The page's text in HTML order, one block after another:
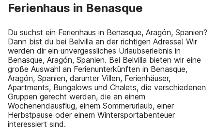
Ferienhaus in Benasque
Du suchst ein Ferienhaus in Benasque, Aragón, Spanien?
Dann bist du bei Belvilla an der richtigen Adresse! Wir
werden dir ein unvergessliches Urlaubserlebnis in
Benasque, Aragón, Spanien. Bei Belvilla bieten wir eine
große Auswahl an Ferienunterkünften in Benasque,
Aragón, Spanien, darunter Villen, Ferienhäuser,
Apartments, Bungalows und Chalets, die verschiedenen
Gruppen gerecht werden, die an einem
Wochenendausflug, einem Sommerurlaub, einer
Herbstpause oder einem Wintersportabenteuer
interessiert sind.